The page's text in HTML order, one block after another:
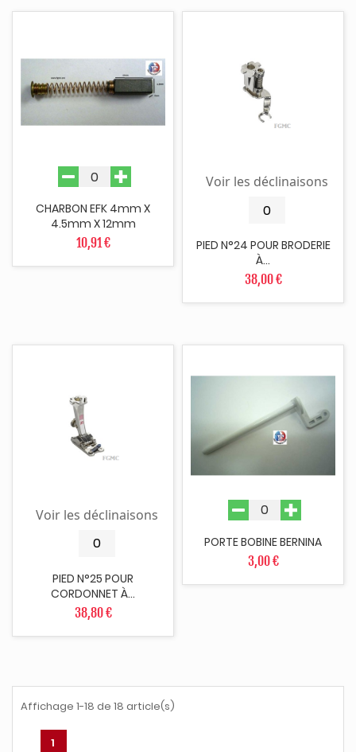
CHARBON EFK 4mm X
4.5mm X 12mm
10,91 €
Voir les déclinaisons
PIED N°24 POUR BRODERIE
À...
38,00 €
Voir les déclinaisons
PIED N°25 POUR
CORDONNET À...
38,80 €
PORTE BOBINE BERNINA
3,00 €
Affichage 1-18 de 18 article(s)
1